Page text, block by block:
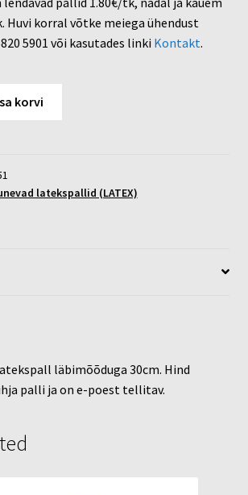
Huvi korral võtke meiega ühendust
5901 või kasutades linki Kontakt.
korvi
latekspallid (LATEX)
läbimõõduga 30cm. Hind
palli ja on e-poest tellitav.